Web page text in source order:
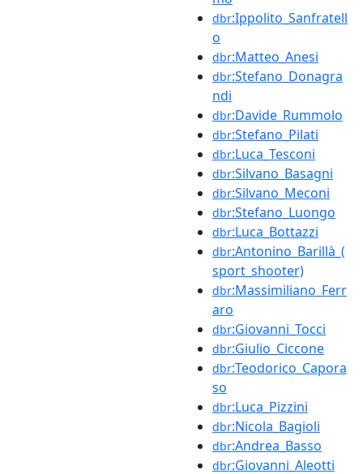
dbr:Ippolito_Sanfratell
o
dbr:Matteo_Anesi
dbr:Stefano_Donagra
ndi
dbr:Davide_Rummolo
dbr:Stefano_Pilati
dbr:Luca_Tesconi
dbr:Silvano_Basagni
dbr:Silvano_Meconi
dbr:Stefano_Luongo
dbr:Luca_Bottazzi
dbr:Antonino_Barillà_(
sport_shooter)
dbr:Massimiliano_Ferr
aro
dbr:Giovanni_Tocci
dbr:Giulio_Ciccone
dbr:Teodorico_Capora
so
dbr:Luca_Pizzini
dbr:Nicola_Bagioli
dbr:Andrea_Basso
dbr:Giovanni_Aleotti